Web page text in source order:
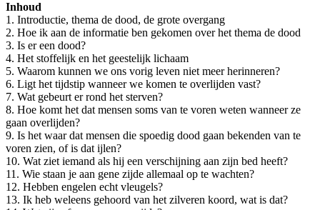
Inhoud
1. Introductie, thema de dood, de grote overgang
2. Hoe ik aan de informatie ben gekomen over het thema de dood
3. Is er een dood?
4. Het stoffelijk en het geestelijk lichaam
5. Waarom kunnen we ons vorig leven niet meer herinneren?
6. Ligt het tijdstip wanneer we komen te overlijden vast?
7. Wat gebeurt er rond het sterven?
8. Hoe komt het dat mensen soms van te voren weten wanneer ze
gaan overlijden?
9. Is het waar dat mensen die spoedig dood gaan bekenden van te
voren zien, of is dat ijlen?
10. Wat ziet iemand als hij een verschijning aan zijn bed heeft?
11. Wie staan je aan gene zijde allemaal op te wachten?
12. Hebben engelen echt vleugels?
13. Ik heb weleens gehoord van het zilveren koord, wat is dat?